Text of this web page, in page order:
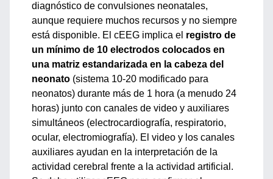
diagnóstico de convulsiones neonatales,
aunque requiere muchos recursos y no siempre
está disponible. El cEEG implica el registro de
un mínimo de 10 electrodos colocados en
una matriz estandarizada en la cabeza del
neonato (sistema 10-20 modificado para
neonatos) durante más de 1 hora (a menudo 24
horas) junto con canales de video y auxiliares
simultáneos (electrocardiografía, respiratorio,
ocular, electromiografía). El video y los canales
auxiliares ayudan en la interpretación de la
actividad cerebral frente a la actividad artificial.